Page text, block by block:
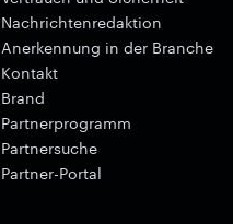
Nachrichtenredaktion
Anerkennung in der Branche
Kontakt
Brand
Partnerprogramm
Partnersuche
Partner-Portal